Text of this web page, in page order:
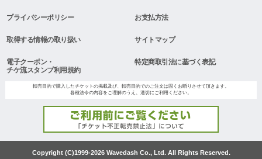
プライバシーポリシー お支払方法
取得する情報の取り扱い サイトマップ
電子クーポン・
チケ流スタンプ利用規約
特定商取引法に基づく表記
転売目的で購入したチケットの掲載及び、転売目的でのご注文は固くお断りさせて頂きます。
各種法令の内容をご理解のうえ、適切にご利用ください。
Copyright (C)1999-2026 Wavedash Co., Ltd. All Rights Reserved.